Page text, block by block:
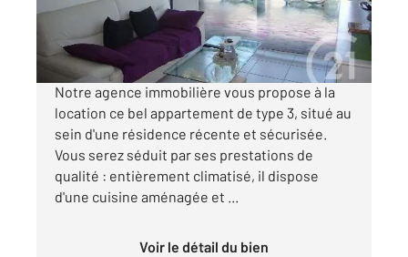
970 €
par mois charges comprises
Notre agence immobilière vous propose à la
location ce bel appartement de type 3, situé au
sein d'une résidence récente et sécurisée.
Vous serez séduit par ses prestations de
qualité : entièrement climatisé, il dispose
d'une cuisine aménagée et ...
Voir le détail du bien